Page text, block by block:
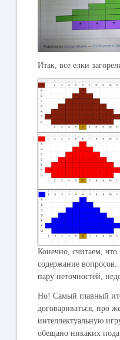
Итак, все елки
Конечно, считаем,
содержание
пару неточностей,
Но! Самый главный
договариваться, про
интеллектуальную
обещано никаких